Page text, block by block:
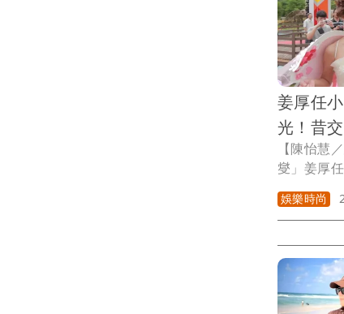
姜厚任
光！昔
【陳怡慧
燮」姜厚
（本名陳
情曝光後
過去婚姻
「余家菁
舉辦的聯
長交往僅
為話題。
娛樂時尚